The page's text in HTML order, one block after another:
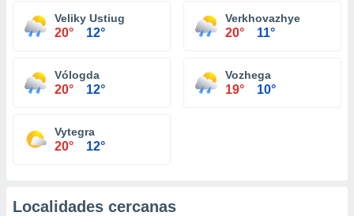
Veliky Ustiug
20° 12°
Verkhovazhye
20° 11°
Vólogda
20° 12°
Vozhega
19° 10°
Vytegra
20° 12°
Localidades cercanas